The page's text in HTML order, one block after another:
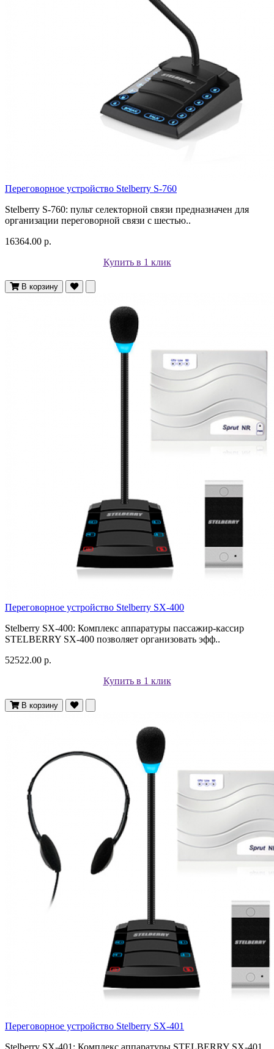
Переговорное устройство Stelberry S-760
Stelberry S-760: пульт селекторной связи предназначен для
организации переговорной связи с шестью..
16364.00 р.
Купить в 1 клик
В корзину
Переговорное устройство Stelberry SX-400
Stelberry SX-400: Комплекс аппаратуры пассажир-кассир
STELBERRY SX-400 позволяет организовать эфф..
52522.00 р.
Купить в 1 клик
В корзину
Переговорное устройство Stelberry SX-401